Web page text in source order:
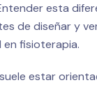
esta
de diseñar y
fisioterapia.
estar